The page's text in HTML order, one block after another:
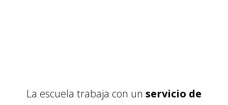
La escuela trabaja con un servicio de